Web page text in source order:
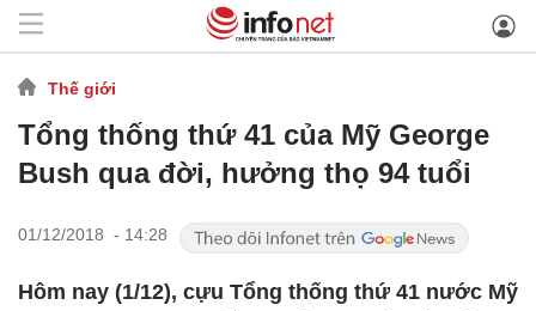
Thế giới
Tổng thống thứ 41 của Mỹ George
Bush qua đời, hưởng thọ 94 tuổi
01/12/2018 - 14:28
Hôm nay (1/12), cựu Tổng thống thứ 41 nước Mỹ